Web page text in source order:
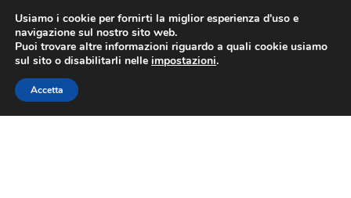
CONSEGNA da 7 EUR
Lun-Ven 9:00 - 16:00/800 580 290
Vai
alla
navigazione
Vai
al
contenuto
Usiamo i cookie per fornirti la miglior esperienza d'uso e
navigazione sul nostro sito web.
Puoi trovare altre informazioni riguardo a quali cookie usiamo
sul sito o disabilitarli nelle impostazioni.
Accetta